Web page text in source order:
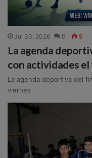
Jul 30, 2026 0 5
La agenda
con actividades el
La agenda deportiva del
viernes